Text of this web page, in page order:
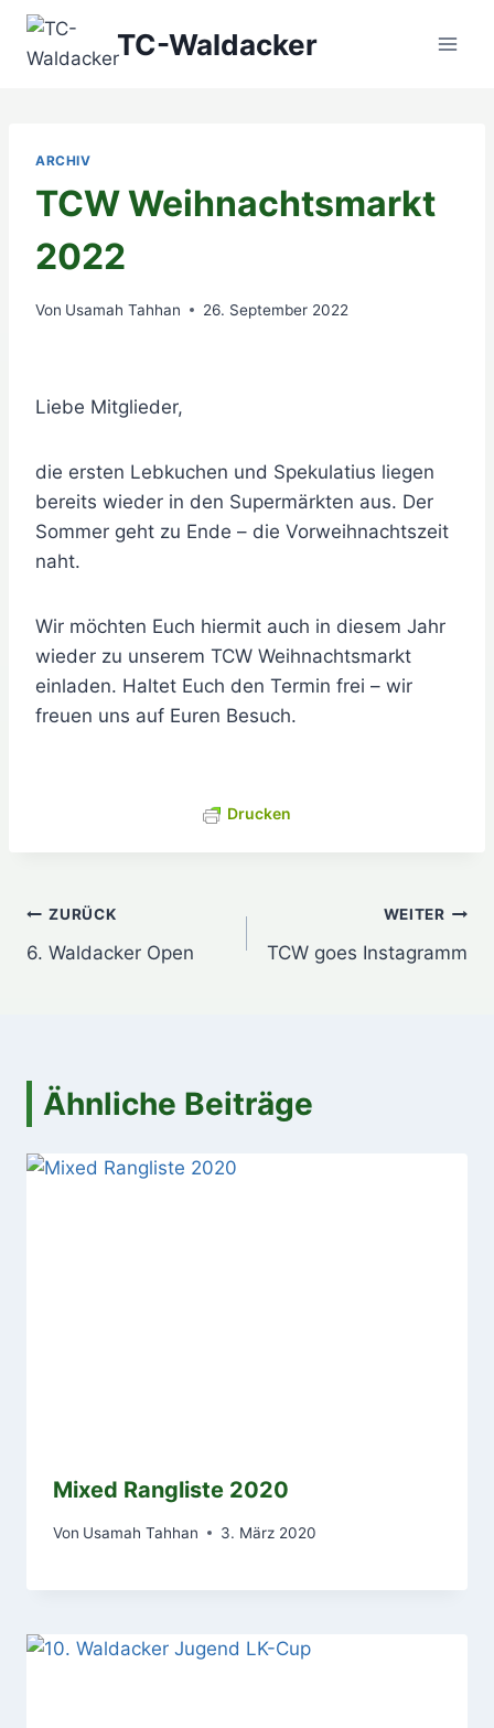
Zum
springen
TC-Waldacker
ARCHIV
TCW Weihnachtsmarkt
2022
Von Usamah Tahhan 26. September 2022
Liebe Mitglieder,
die ersten Lebkuchen und Spekulatius liegen
bereits wieder in den Supermärkten aus. Der
Sommer geht zu Ende – die Vorweihnachtszeit
naht.
Wir möchten Euch hiermit auch in diesem Jahr
wieder zu unserem TCW Weihnachtsmarkt
einladen. Haltet Euch den Termin frei – wir
freuen uns auf Euren Besuch.
Drucken
Beitragsnavigation
ZURÜCK
6. Waldacker Open
WEITER
TCW goes Instagramm
Ähnliche Beiträge
Mixed Rangliste 2020
Von Usamah Tahhan 3. März 2020